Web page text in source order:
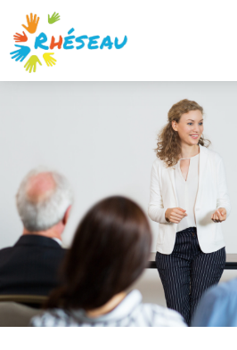
Panneau de gestion des cookies